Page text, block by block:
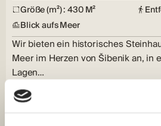
Größe (m²) : 430 M²
Blick aufs Meer
Wir bieten ein historisches
Meer im Herzen von Šibenik an, in
Lagen…